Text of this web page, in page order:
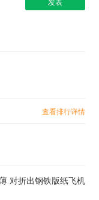
查看排行详情
对折出钢铁版纸飞机